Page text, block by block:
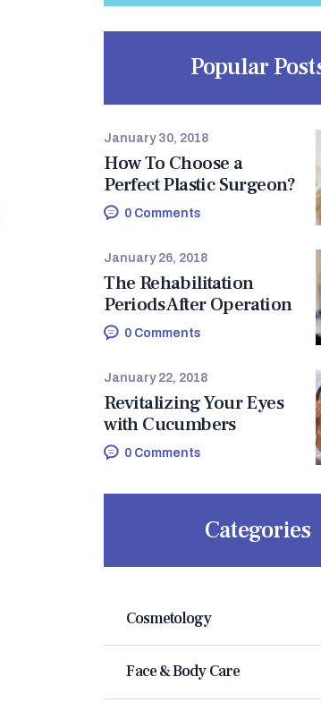
Popular
How To Choose a
Perfect Plastic Surgeon?
January 30, 2018
0 Comments
The Rehabilitation
Periods After Operation
January 26, 2018
0 Comments
Revitalizing Your Eyes
with Cucumbers
January 22, 2018
0 Comments
Categories
Cosmetology
Face & Body Care